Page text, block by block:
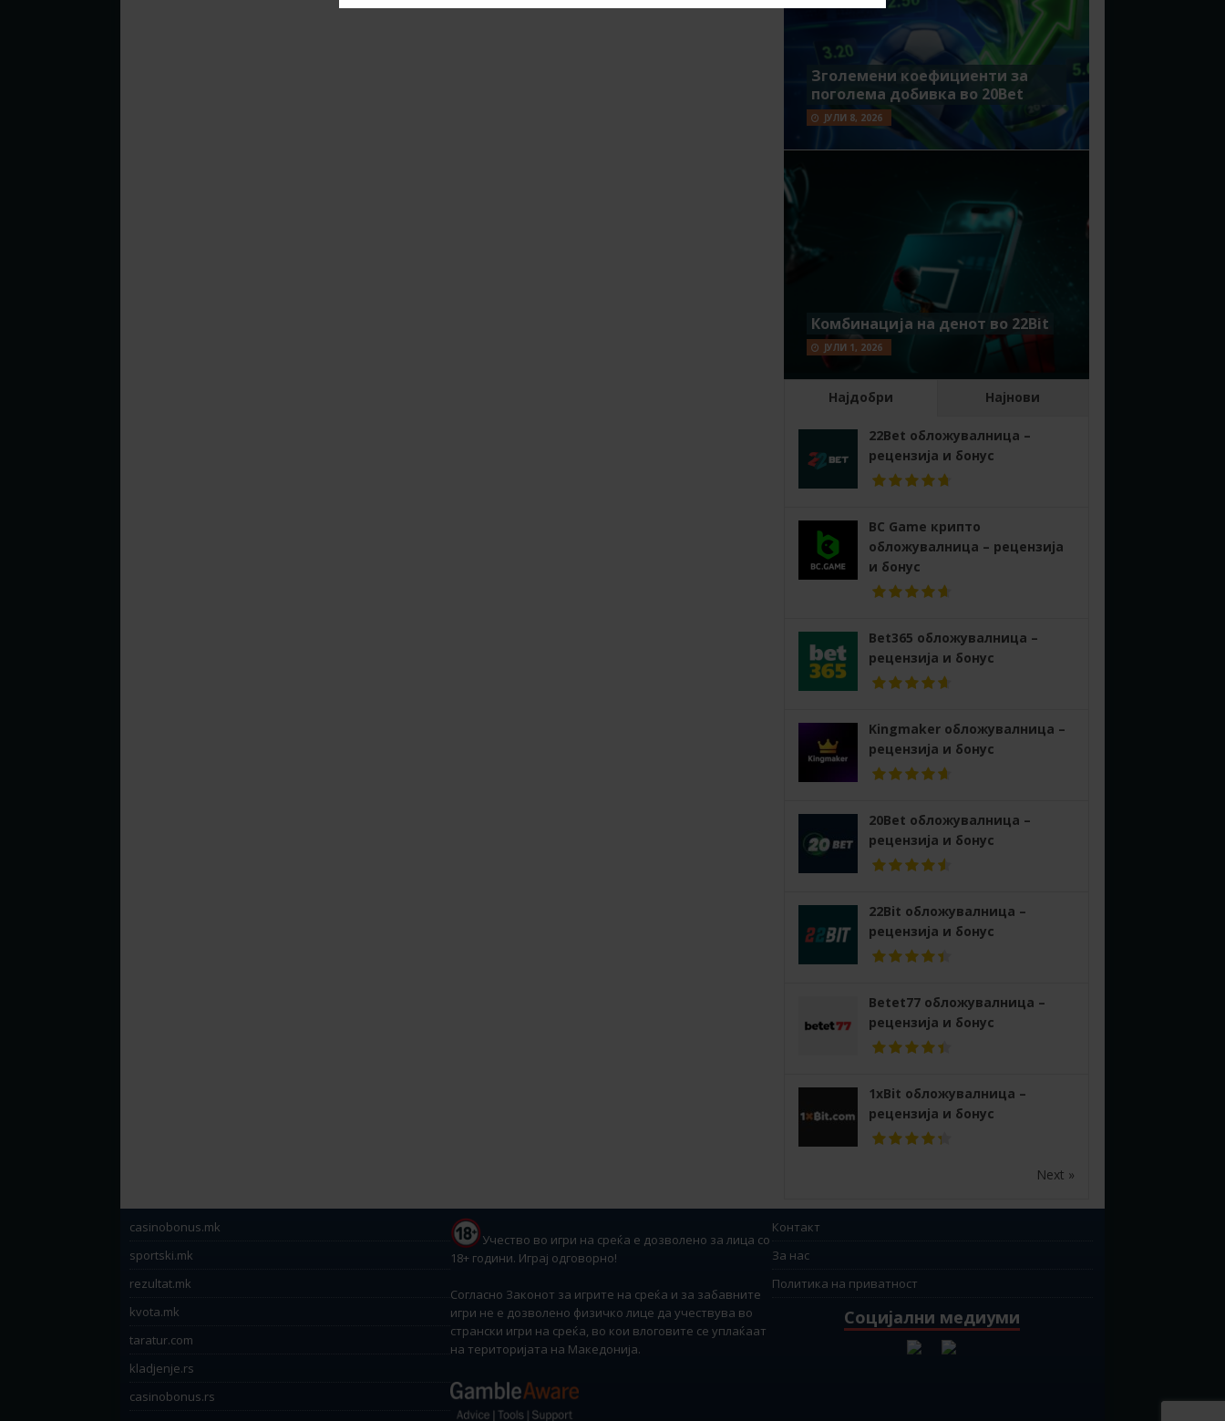
Зголемени коефициенти за
поголема добивка во 20Bet
ЈУЛИ 8, 2026
Комбинација на денот во 22Bit
ЈУЛИ 1, 2026
Најдобри Најнови
22Bet обложувалница –
рецензија и бонус
BC Game крипто
обложувалница – рецензија
и бонус
Bet365 обложувалница –
рецензија и бонус
Kingmaker обложувалница –
рецензија и бонус
20Bet обложувалница –
рецензија и бонус
22Bit обложувалница –
рецензија и бонус
Betet77 обложувалница –
рецензија и бонус
1xBit обложувалница –
рецензија и бонус
Next »
casinobonus.mk
sportski.mk
rezultat.mk
kvota.mk
taratur.com
kladjenje.rs
casinobonus.rs
Учество во игри на среќа е дозволено за лица со
18+ години. Играј одговорно!
Согласно Законот за игрите на среќа и за забавните
игри не е дозволено физичко лице да учествува во
странски игри на среќа, во кои влоговите се уплаќаат
на територијата на Македонија.
Контакт
За нас
Политика на приватност
Социјални медиуми